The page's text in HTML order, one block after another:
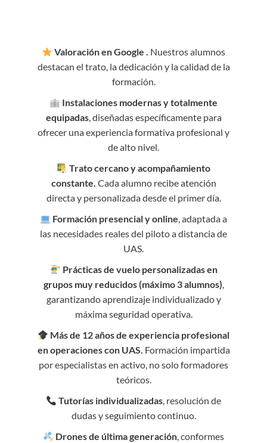
Valoración en Google . Nuestros alumnos
destacan el trato, la dedicación y la calidad de la
formación.
Instalaciones modernas y totalmente
equipadas, diseñadas específicamente para
ofrecer una experiencia formativa profesional y
de alto nivel.
Trato cercano y acompañamiento
constante. Cada alumno recibe atención
directa y personalizada desde el primer día.
Formación presencial y online, adaptada a
las necesidades reales del piloto a distancia de
UAS.
Prácticas de vuelo personalizadas en
grupos muy reducidos (máximo 3 alumnos),
garantizando aprendizaje individualizado y
máxima seguridad operativa.
Más de 12 años de experiencia profesional
en operaciones con UAS. Formación impartida
por especialistas en activo, no solo formadores
teóricos.
Tutorías individualizadas, resolución de
dudas y seguimiento continuo.
Drones de última generación, conformes